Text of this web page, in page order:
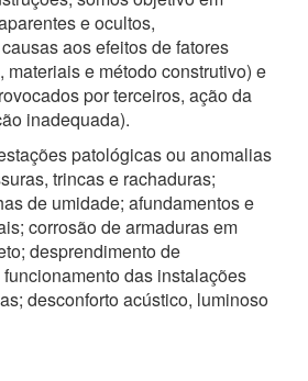
e ocultos,
aos efeitos de fatores
materiais e método construtivo) e
por terceiros, ação da
inadequada).
patológicas ou anomalias
trincas e rachaduras;
de umidade; afundamentos e
corrosão de armaduras em
desprendimento de
das instalações
desconforto acústico, luminoso